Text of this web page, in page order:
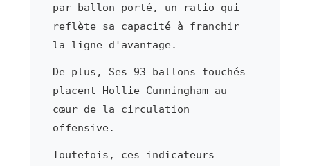
par ballon porté, un ratio qui
reflète sa capacité à franchir
la ligne d'avantage.
De plus, Ses 93 ballons touchés
placent Hollie Cunningham au
cœur de la circulation
offensive.
Toutefois, ces indicateurs